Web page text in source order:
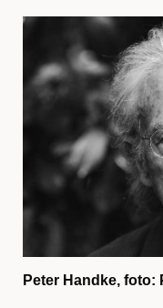
Peter Handke, foto: